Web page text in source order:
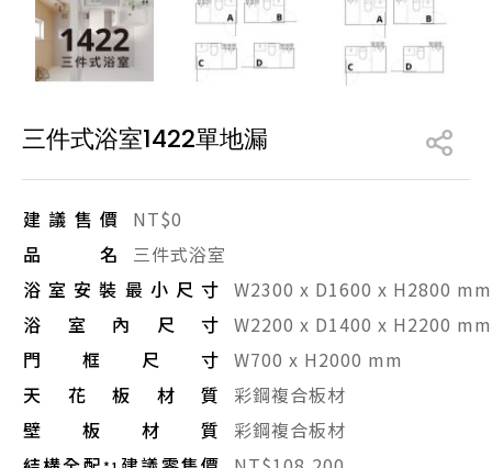
販賣中商品 已下架商品
三件式浴室1422單地漏
建議售價
NT$0
品名
三件式浴室
浴室安裝最小尺寸 W2300 x D1600 x H2800 mm
浴室內尺寸 W2200 x D1400 x H2200 mm
門框尺寸 W700 x H2000 mm
天花板材質
彩鋼複合板材
壁板材質
彩鋼複合板材